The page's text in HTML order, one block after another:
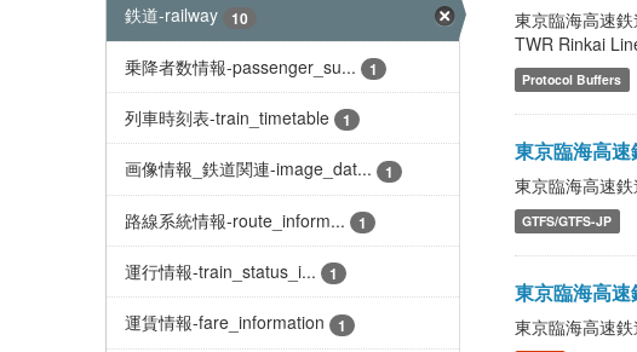
鉄道-railway
10
乗降者数情報-passenger_su... 1
列車時刻表-train_timetable 1
画像情報_鉄道関連-image_dat... 1
路線系統情報-route_inform... 1
運行情報-train_status_i... 1
運賃情報-fare_information 1
東京臨海高速
TWR Rinkai
Protocol Buffers
東京臨海高
東京臨海高速
GTFS/GTFS-JP
東京臨海高
東京臨海高速